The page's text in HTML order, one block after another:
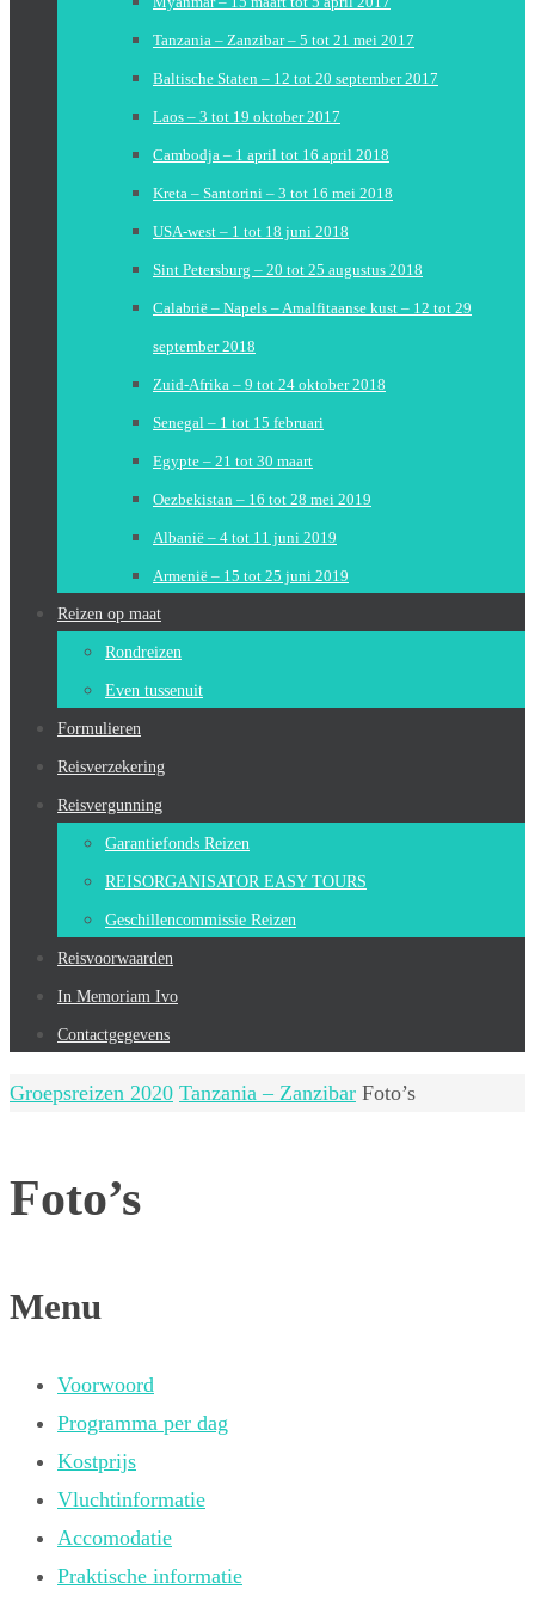
Tanzania – Zanzibar – 5 tot 21 mei 2017
Baltische Staten – 12 tot 20 september 2017
Laos – 3 tot 19 oktober 2017
Cambodja – 1 april tot 16 april 2018
Kreta – Santorini – 3 tot 16 mei 2018
USA-west – 1 tot 18 juni 2018
Sint Petersburg – 20 tot 25 augustus 2018
Calabrië – Napels – Amalfitaanse kust – 12 tot 29
september 2018
Zuid-Afrika – 9 tot 24 oktober 2018
Senegal – 1 tot 15 februari
Egypte – 21 tot 30 maart
Oezbekistan – 16 tot 28 mei 2019
Albanië – 4 tot 11 juni 2019
Armenië – 15 tot 25 juni 2019
Reizen op maat
Rondreizen
Even tussenuit
Formulieren
Reisverzekering
Reisvergunning
Garantiefonds Reizen
REISORGANISATOR EASY TOURS
Geschillencommissie Reizen
Reisvoorwaarden
In Memoriam Ivo
Contactgegevens
Home
Groepsreizen 2020 Tanzania – Zanzibar Foto’s
Foto’s
Menu
Voorwoord
Programma per dag
Kostprijs
Vluchtinformatie
Accomodatie
Praktische informatie